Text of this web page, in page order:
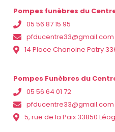
Pompes funèbres du
05 56 87 15 95
pfducentre33@gmail.com
14 Place Chanoine Patry
Pompes Funèbres du
05 56 64 01 72
pfducentre33@gmail.com
5, rue de la Paix 33850